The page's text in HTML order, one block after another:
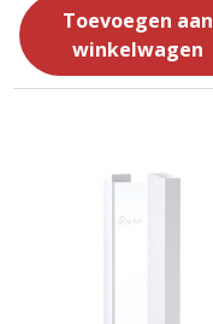
Toevoegen aan
winkelwagen